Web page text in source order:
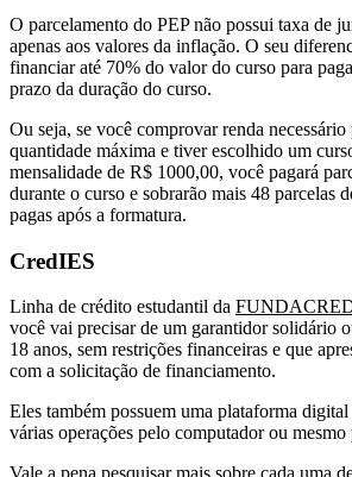
O parcelamento do PEP não possui taxa de
apenas aos valores da inflação. O seu
financiar até 70% do valor do curso para
prazo da duração do curso.
Ou seja, se você comprovar renda
quantidade máxima e tiver escolhido um
mensalidade de R$ 1000,00, você pagará
durante o curso e sobrarão mais 48 parcelas
pagas após a formatura.
CredIES
Linha de crédito estudantil da
você vai precisar de um garantidor solidário
18 anos, sem restrições financeiras e que
com a solicitação de financiamento.
Eles também possuem uma plataforma
várias operações pelo computador ou mesmo